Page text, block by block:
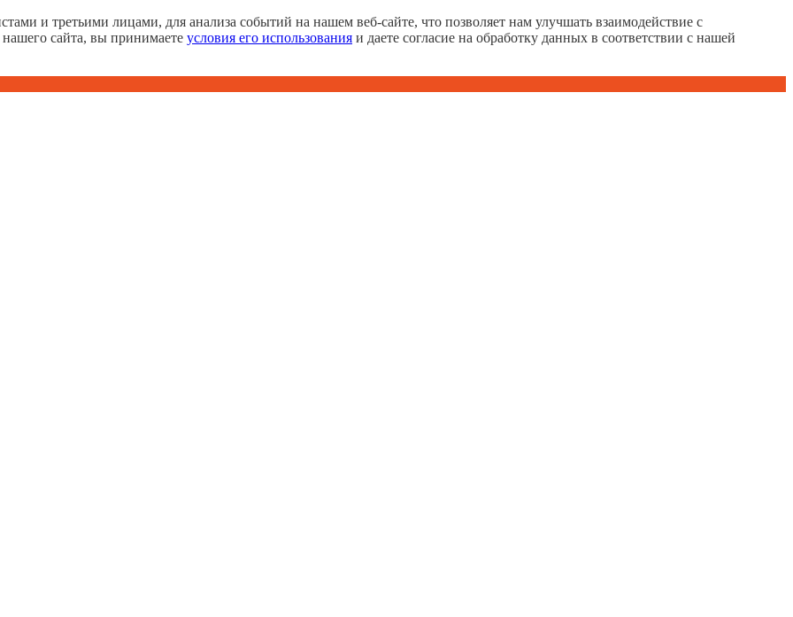
и третьими лицами, для анализа событий на нашем веб-сайте, что позволяет нам улучшать взаимодействие с
сайта, вы принимаете условия его использования и даете согласие на обработку данных в соответствии с нашей